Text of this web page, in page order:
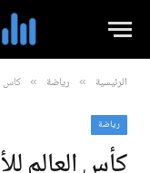
الرئيسية » رياضة » كأس العالم للأندية
رياضة